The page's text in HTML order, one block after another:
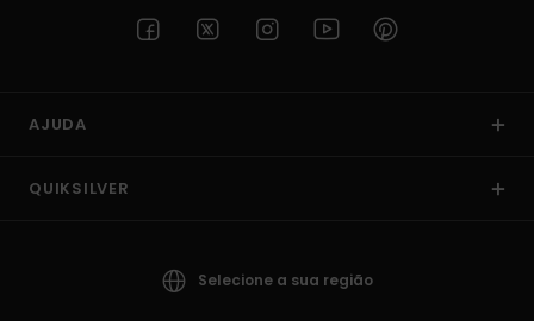
AJUDA
QUIKSILVER
Selecione a sua região